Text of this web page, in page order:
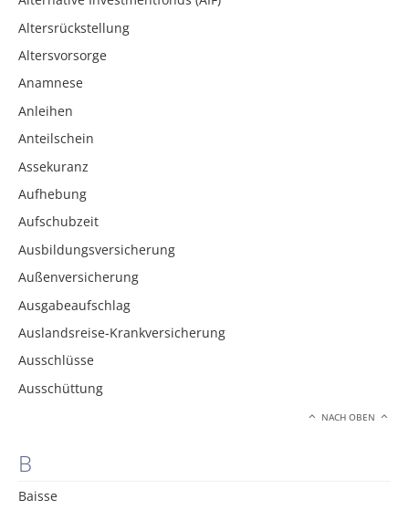
Altersrückstellung
Altersvorsorge
Anamnese
Anleihen
Anteilschein
Assekuranz
Aufhebung
Aufschubzeit
Ausbildungsversicherung
Außenversicherung
Ausgabeaufschlag
Auslandsreise-Krankversicherung
Ausschlüsse
Ausschüttung
NACH OBEN
B
Baisse